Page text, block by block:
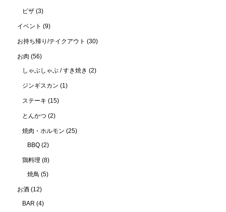
ピザ (3)
イベント (9)
お持ち帰り/テイクアウト (30)
お肉 (56)
しゃぶしゃぶ / すき焼き (2)
ジンギスカン (1)
ステーキ (15)
とんかつ (2)
焼肉・ホルモン (25)
BBQ (2)
鶏料理 (8)
焼鳥 (5)
お酒 (12)
BAR (4)